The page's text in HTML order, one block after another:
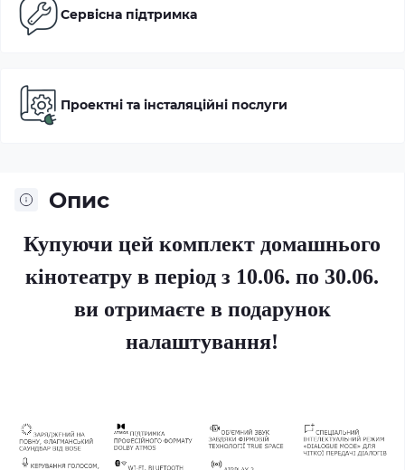
Сервісна підтримка
Проектні та інсталяційні послуги
Опис
Купуючи цей комплект домашнього
кінотеатру в період з 10.06. по 30.06.
ви отримаєте в подарунок
налаштування!